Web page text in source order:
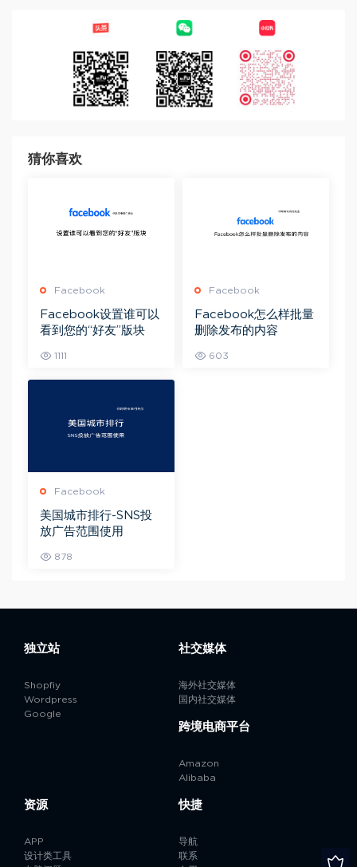
猜你喜欢
Facebook
Facebook设置谁可以
看到您的“好友”版块
1111
Facebook
Facebook怎么样批量
删除发布的内容
603
Facebook
美国城市排行-SNS投
放广告范围使用
878
独立站
Shopfiy
Wordpress
Google
社交媒体
海外社交媒体
国内社交媒体
跨境电商平台
Amazon
Alibaba
资源
APP
设计类工具
快捷
导航
联系